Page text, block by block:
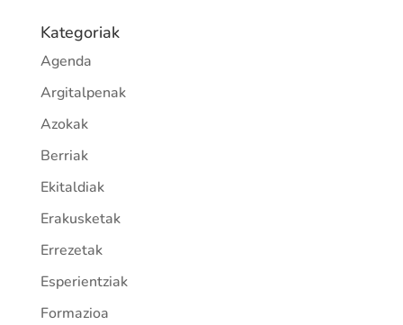
Kategoriak
Agenda
Argitalpenak
Azokak
Berriak
Ekitaldiak
Erakusketak
Errezetak
Esperientziak
Formazioa